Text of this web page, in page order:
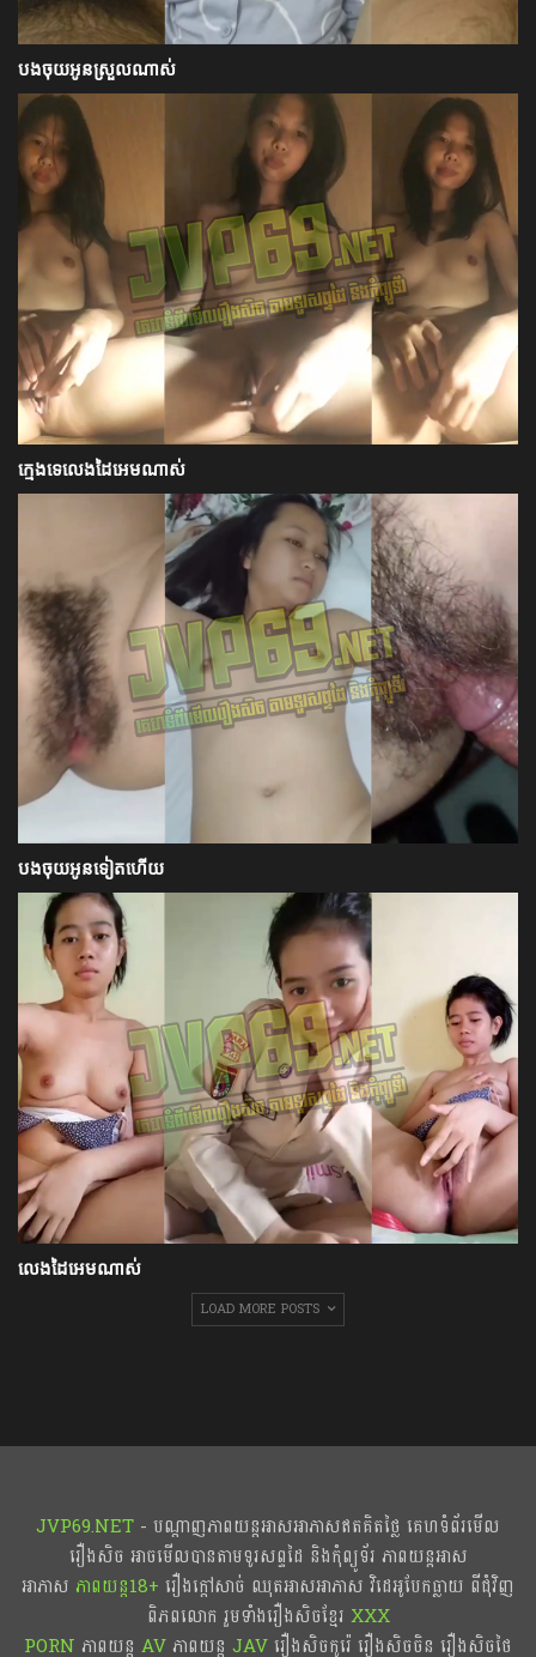
បងចុយអូនស្រួលណាស់
ក្មេងទេលេងដៃអេមណាស់
បងចុយអូនទៀតហើយ
លេងដៃអេមណាស់
LOAD MORE POSTS
JVP69.NET - បណ្ដាញភាពយន្តអាសអាភាសឥតគិតថ្លៃ គេហទំព័រមើល
រឿងសិច អាចមើលបានតាមទូរសព្ទដៃ និងកុំព្យូទ័រ ភាពយន្តអាស
អាភាស ភាពយន្ត18+​​ រឿងក្ដៅសាច់ ឈុតអាសអាភាស វិដេអូបែកធ្លាយ ពីជុំវិញ
ពិភពលោក រួមទាំងរឿងសិចខ្មែរ XXX
PORN ភាពយន្ត AVភាពយន្ត JAVរឿងសិចកូរ៉េ រឿងសិចចិន​ រឿងសិចថៃ